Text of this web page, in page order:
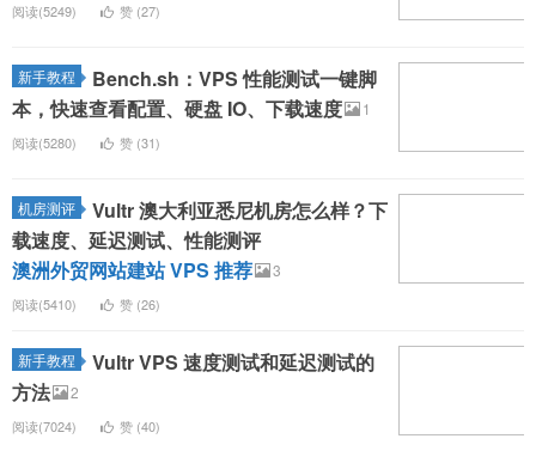
阅读(5249) 赞 (27)
新手教程
Bench.sh：VPS 性能测试一键脚
本，快速查看配置、硬盘 IO、下载速度
1
阅读(5280) 赞 (31)
机房测评
Vultr 澳大利亚悉尼机房怎么样？下
载速度、延迟测试、性能测评
澳洲外贸网站建站 VPS 推荐
3
阅读(5410) 赞 (26)
新手教程
Vultr VPS 速度测试和延迟测试的
方法
2
阅读(7024) 赞 (40)